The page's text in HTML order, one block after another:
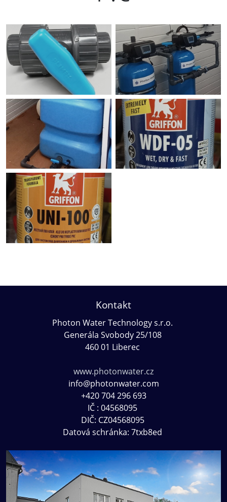
Kontakt
Photon Water Technology s.r.o.
Generála Svobody 25/108
460 01 Liberec
www.photonwater.cz
info@photonwater.com
+420 704 296 693
IČ : 04568095
DIČ: CZ04568095
Datová schránka: 7txb8ed